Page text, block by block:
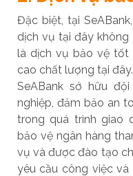
Đặc biệt, tại
dịch vụ tại đây
là dịch vụ bảo vệ tốt
cao chất lượng tại đây.
SeABank sở hữu
nghiệp, đảm bảo an
trong quá trình giao
bảo vệ ngân hàng
vụ và được đào tạo
yêu cầu công việc